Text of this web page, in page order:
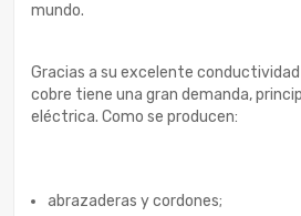
mundo.
Gracias a su excelente
cobre tiene una gran demanda,
eléctrica. Como se producen:
abrazaderas y cordones;